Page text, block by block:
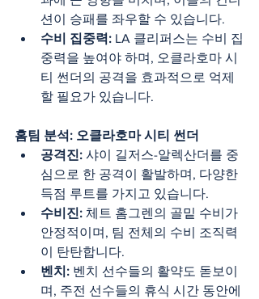
션이 승패를 좌우할 수 있습니다.
수비 집중력: LA 클리퍼스는 수비 집
중력을 높여야 하며, 오클라호마 시
티 썬더의 공격을 효과적으로 억제
할 필요가 있습니다.
홈팀 분석: 오클라호마 시티 썬더
공격진: 샤이 길저스-알렉산더를 중
심으로 한 공격이 활발하며, 다양한
득점 루트를 가지고 있습니다.
수비진: 체트 홈그렌의 골밑 수비가
안정적이며, 팀 전체의 수비 조직력
이 탄탄합니다.
벤치: 벤치 선수들의 활약도 돋보이
며, 주전 선수들의 휴식 시간 동안에